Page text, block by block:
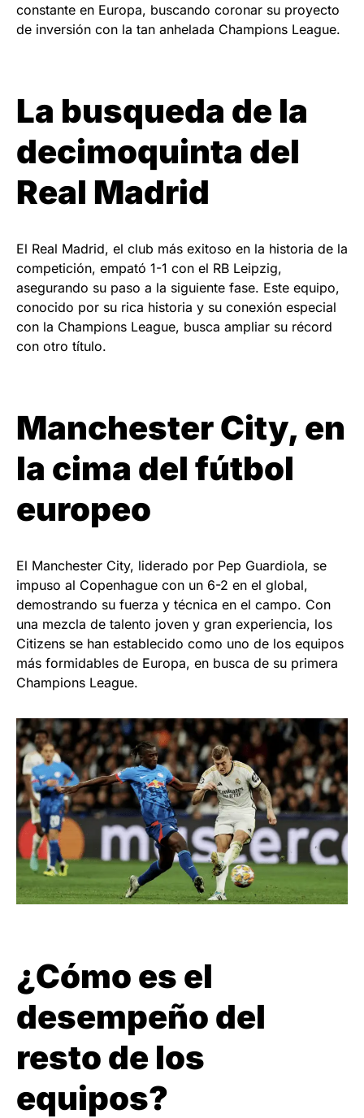
constante en Europa, buscando coronar su proyecto
de inversión con la tan anhelada Champions League.
La busqueda de la
decimoquinta del
Real Madrid
El Real Madrid, el club más exitoso en la historia de la
competición, empató 1-1 con el RB Leipzig,
asegurando su paso a la siguiente fase. Este equipo,
conocido por su rica historia y su conexión especial
con la Champions League, busca ampliar su récord
con otro título.
Manchester City, en
la cima del fútbol
europeo
El Manchester City, liderado por Pep Guardiola, se
impuso al Copenhague con un 6-2 en el global,
demostrando su fuerza y técnica en el campo. Con
una mezcla de talento joven y gran experiencia, los
Citizens se han establecido como uno de los equipos
más formidables de Europa, en busca de su primera
Champions League.
¿Cómo es el
desempeño del
resto de los
equipos?